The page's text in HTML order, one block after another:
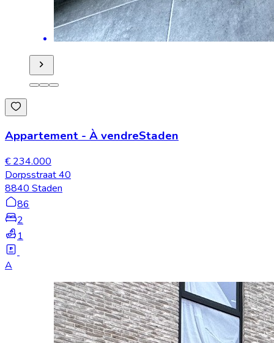
Appartement - À vendreStaden
€ 234.000
Dorpsstraat 40
8840 Staden
86
2
1
A